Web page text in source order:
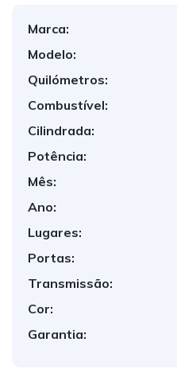
Marca:
Modelo:
Quilómetros:
Combustível:
Cilindrada:
Potência:
Mês:
Ano:
Lugares:
Portas:
Transmissão:
Cor:
Garantia: